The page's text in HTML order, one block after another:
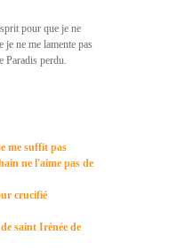
pour que je ne
je ne me lamente pas
Paradis perdu.
me suffit pas
ne l'aime pas de
crucifié
saint Irénée de